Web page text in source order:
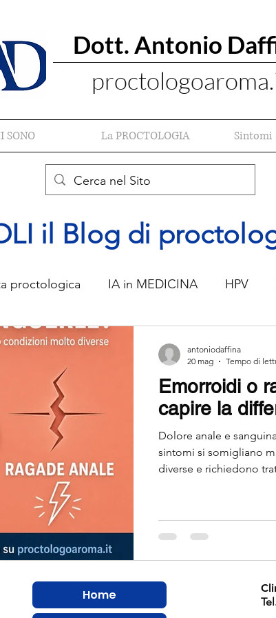
Dott. Antonio
SONO La PROCTOLOGIA Sintomi
il Blog di
proctologica IA in MEDICINA HPV
Fistola Anale
Sanguinamento anale sangue sulla crata
sangue nelle feci sangue rosso vivo ano
Emorroidi o
capire la
Dolore anale e
sintomi si somigliano
diverse e richiedono
cure sbagliate. Solo
distinguerle con
antoniodaffina
20 mag
Tempo di
Home